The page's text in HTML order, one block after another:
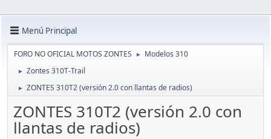
Menú Principal
FORO NO OFICIAL MOTOS ZONTES ► Modelos 310
► Zontes 310T-Trail
► ZONTES 310T2 (versión 2.0 con llantas de radios)
ZONTES 310T2 (versión 2.0 con
llantas de radios)